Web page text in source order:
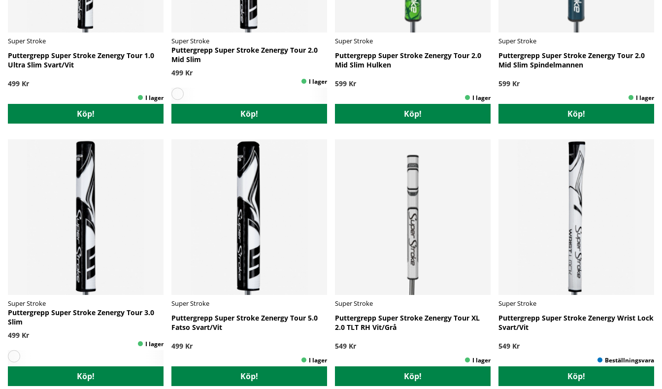
Super Stroke
Puttergrepp Super Stroke Zenergy Tour 1.0
Ultra Slim Svart/Vit
499 Kr
Köp!
Super Stroke
Puttergrepp Super Stroke Zenergy Tour 2.0
Mid Slim
499 Kr
Köp!
Super Stroke
Puttergrepp Super Stroke Zenergy Tour 2.0
Mid Slim Hulken
599 Kr
Köp!
Super Stroke
Puttergrepp Super Stroke Zenergy Tour 2.0
Mid Slim Spindelmannen
599 Kr
Köp!
Super Stroke
Puttergrepp Super Stroke Zenergy Tour 3.0
Slim
499 Kr
Köp!
Super Stroke
Puttergrepp Super Stroke Zenergy Tour 5.0
Fatso Svart/Vit
499 Kr
Köp!
Super Stroke
Puttergrepp Super Stroke Zenergy Tour XL
2.0 TLT RH Vit/Grå
549 Kr
Köp!
Super Stroke
Puttergrepp Super Stroke Zenergy Wrist Lock
Svart/Vit
549 Kr
Köp!